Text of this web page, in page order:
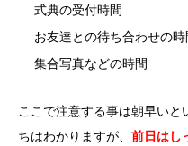
式典の受付時間
お友達との待ち合わせの時
集合写真などの
ここで注意する事は朝早い
ちはわかりますが、 前日はし